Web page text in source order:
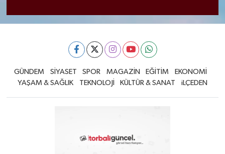
GÜNDEM SİYASET SPOR MAGAZİN EĞİTİM
EKONOMİ
YAŞAM & SAĞLIK
TEKNOLOJİ KÜLTÜR & SANAT iLÇEDEN